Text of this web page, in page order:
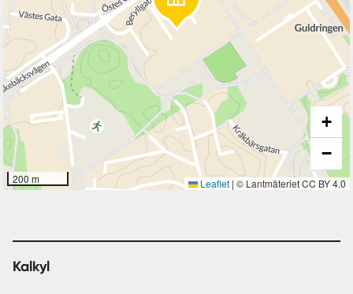
200 m
+
−
Leaflet | © Lantmäteriet CC BY 4.0
Kalkyl